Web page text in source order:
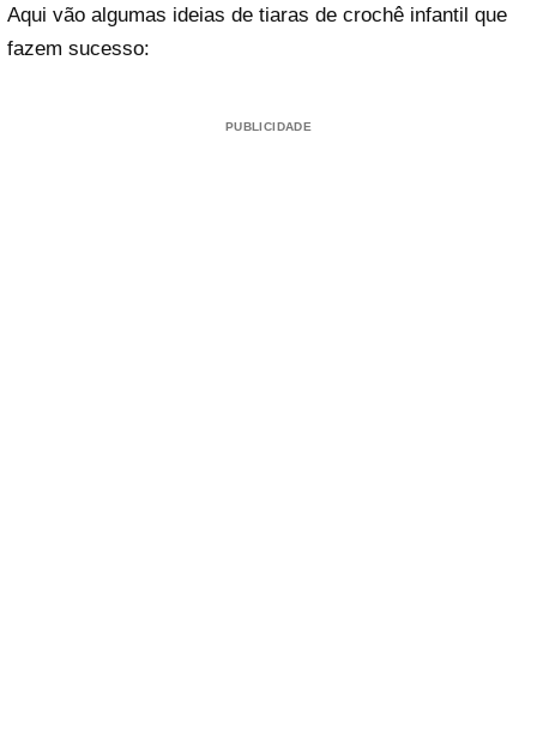
Aqui vão algumas ideias de tiaras de crochê infantil que
fazem sucesso:
PUBLICIDADE